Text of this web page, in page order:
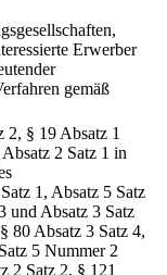
Erwerber
gemäß
2, § 19 Absatz 1
2 Satz 1 in
1, Absatz 5 Satz
und Absatz 3 Satz
80 Absatz 3 Satz 4,
5 Nummer 2
2 Satz 2, § 121